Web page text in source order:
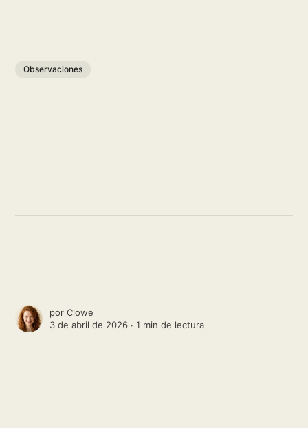
Observaciones
porClowe
3 de abril de 2026 ∙1 min de lectura